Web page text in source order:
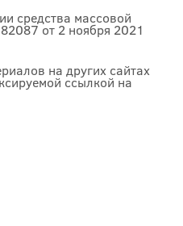
средства массовой
от 2 ноября 2021
на других сайтах
ссылкой на